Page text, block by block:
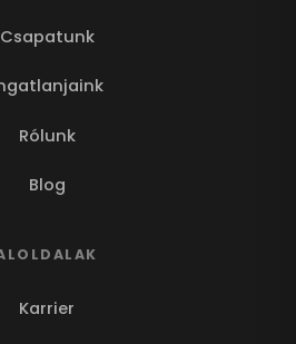
Csapatunk
Rólunk
Blog
Karrier